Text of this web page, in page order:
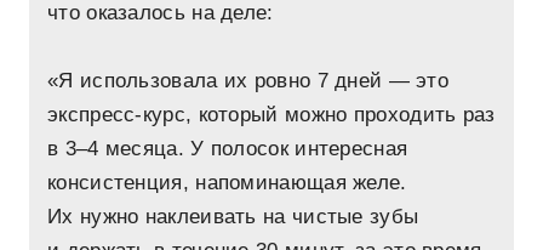
что оказалось на деле:
«Я использовала их ровно 7 дней — это
экспресс-курс, который можно проходить раз
в 3–4 месяца. У полосок интересная
консистенция, напоминающая желе.
Их нужно наклеивать на чистые зубы